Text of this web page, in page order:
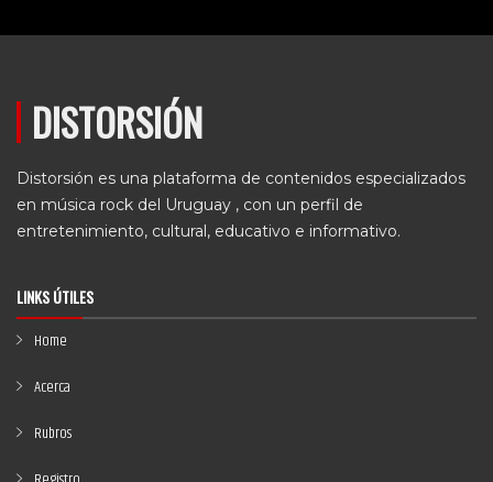
DISTORSIÓN
Distorsión es una plataforma de contenidos especializados
en música rock del Uruguay , con un perfil de
entretenimiento, cultural, educativo e informativo.
LINKS ÚTILES
Home
Acerca
Rubros